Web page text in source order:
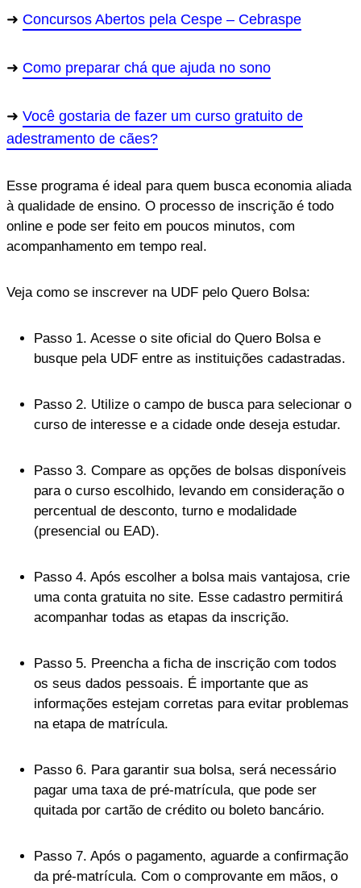
Concursos Abertos pela Cespe – Cebraspe
Como preparar chá que ajuda no sono
Você gostaria de fazer um curso gratuito de
adestramento de cães?
Esse programa é ideal para quem busca economia aliada
à qualidade de ensino. O processo de inscrição é todo
online e pode ser feito em poucos minutos, com
acompanhamento em tempo real.
Veja como se inscrever na UDF pelo Quero Bolsa:
Passo 1. Acesse o site oficial do Quero Bolsa e
busque pela UDF entre as instituições cadastradas.
Passo 2. Utilize o campo de busca para selecionar o
curso de interesse e a cidade onde deseja estudar.
Passo 3. Compare as opções de bolsas disponíveis
para o curso escolhido, levando em consideração o
percentual de desconto, turno e modalidade
(presencial ou EAD).
Passo 4. Após escolher a bolsa mais vantajosa, crie
uma conta gratuita no site. Esse cadastro permitirá
acompanhar todas as etapas da inscrição.
Passo 5. Preencha a ficha de inscrição com todos
os seus dados pessoais. É importante que as
informações estejam corretas para evitar problemas
na etapa de matrícula.
Passo 6. Para garantir sua bolsa, será necessário
pagar uma taxa de pré-matrícula, que pode ser
quitada por cartão de crédito ou boleto bancário.
Passo 7. Após o pagamento, aguarde a confirmação
da pré-matrícula. Com o comprovante em mãos, o